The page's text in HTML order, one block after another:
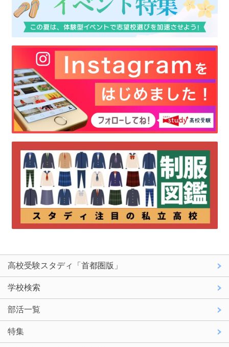
高校受験スタディ「首都圏版」
学校検索
部活一覧
特集